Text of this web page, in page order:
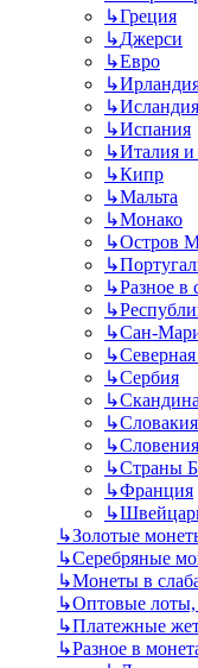
↳Греция
↳Джерси
↳Евро
↳
↳Исландия
↳Испания
↳Италия и
↳Кипр
↳Мальта
↳Монако
↳Остров
↳
↳Разное в
↳
↳Сан-
↳
↳Сербия
↳
↳Словакия
↳Словения
↳Страны
↳Франция
↳
↳Золотые
↳Серебряные
↳Монеты в
↳Оптовые
↳Платежные
↳Разное в